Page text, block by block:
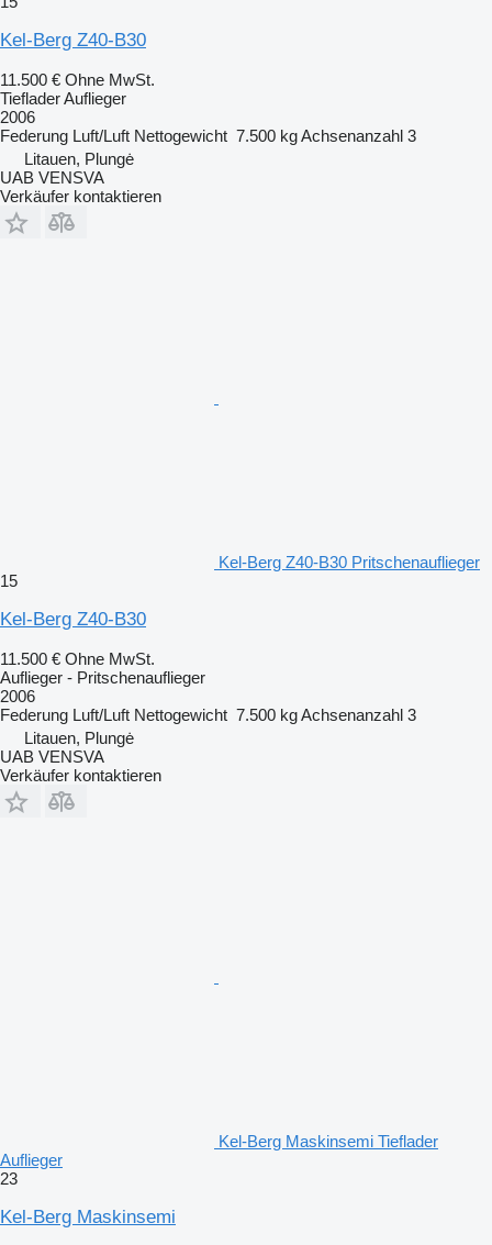
Kel-Berg Z40-B30
11.500 € Ohne MwSt.
Tieflader Auflieger
2006
Federung Luft/Luft Nettogewicht 7.500 kgAchsenanzahl 3
Litauen, Plungė
UAB VENSVA
Verkäufer kontaktieren
Kel-Berg Z40-B30 Pritschenauflieger
15
Kel-Berg Z40-B30
11.500 € Ohne MwSt.
Auflieger - Pritschenauflieger
2006
Federung Luft/Luft Nettogewicht 7.500 kgAchsenanzahl 3
Litauen, Plungė
UAB VENSVA
Verkäufer kontaktieren
Kel-Berg Maskinsemi Tieflader
Auflieger
23
Kel-Berg Maskinsemi